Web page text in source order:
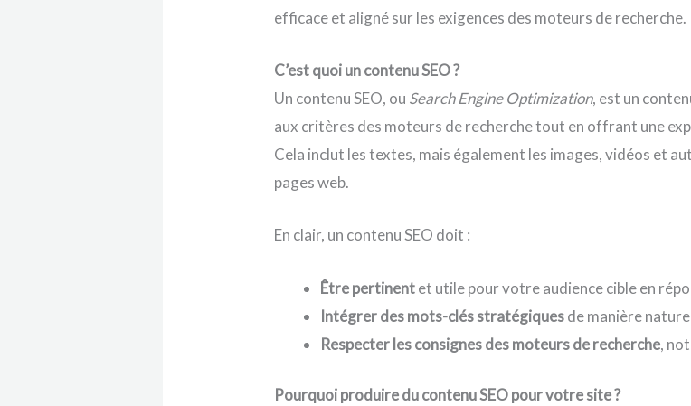
efficace et aligné sur les exigences des moteurs de recherche.
C’est quoi un contenu SEO ?
Un contenu SEO, ou Search Engine Optimization, est un
aux critères des moteurs de recherche tout en offrant une
Cela inclut les textes, mais également les images, vidéos et
pages web.
En clair, un contenu SEO doit :
Être pertinentet utile pour votre audience cible en
Intégrer des mots-clés stratégiquesde manière
Respecter les consignes des moteurs de recherche,
Pourquoi produire du contenu SEO pour votre site ?